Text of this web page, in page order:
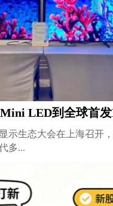
LED到全球首发
示生态大会在上海召开
多...